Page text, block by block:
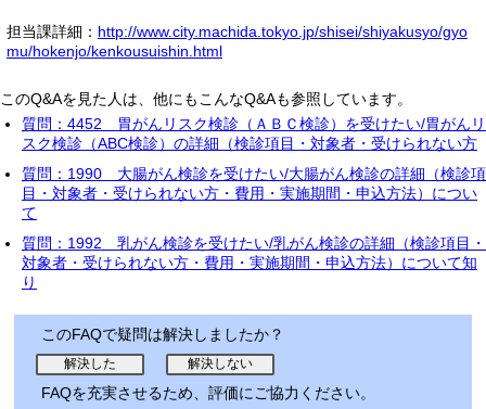
担当課詳細： http://www.city.machida.tokyo.jp/shisei/shiyakusyo/gyo
mu/hokenjo/kenkousuishin.html
このQ&Aを見た人は、他にもこんなQ&Aも参照しています。
質問：4452 胃がんリスク検診（ＡＢＣ検診）を受けたい/胃がんリ
スク検診（ABC検診）の詳細（検診項目・対象者・受けられない方
質問：1990 大腸がん検診を受けたい/大腸がん検診の詳細（検診項
目・対象者・受けられない方・費用・実施期間・申込方法）につい
て
質問：1992 乳がん検診を受けたい/乳がん検診の詳細（検診項目・
対象者・受けられない方・費用・実施期間・申込方法）について知
り
このFAQで疑問は解決しましたか？
FAQを充実させるため、評価にご協力ください。